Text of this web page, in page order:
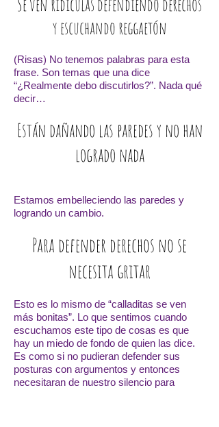
Se ven ridículas defendiendo derechos
y escuchando reggaetón
(Risas) No tenemos palabras para esta
frase. Son temas que una dice
“¿Realmente debo discutirlos?”. Nada qué
decir…
Están dañando las paredes y no han
logrado nada
Estamos embelleciendo las paredes y
logrando un cambio.
Para defender derechos no se
necesita gritar
Esto es lo mismo de “calladitas se ven
más bonitas”. Lo que sentimos cuando
escuchamos este tipo de cosas es que
hay un miedo de fondo de quien las dice.
Es como si no pudieran defender sus
posturas con argumentos y entonces
necesitaran de nuestro silencio para